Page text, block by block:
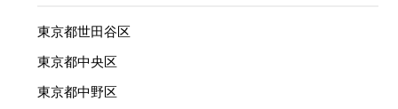
東京都世田谷区
東京都中央区
東京都中野区